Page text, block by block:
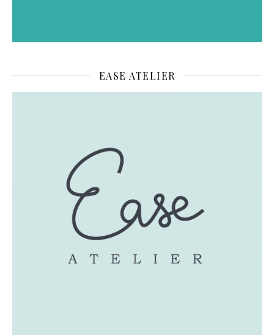
EASE ATELIER